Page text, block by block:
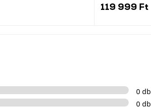
119 999 Ft
0 db
0 db